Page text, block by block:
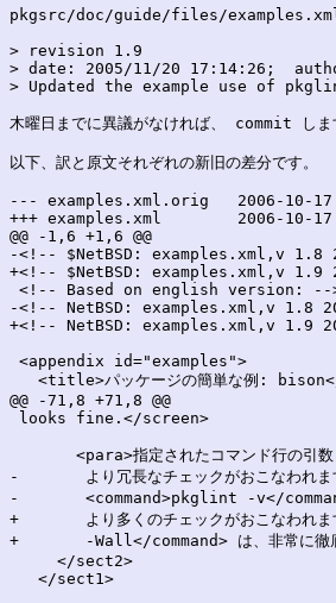
pkgsrc/doc/guide/files/
> revision 1.9
> date: 2005/11/20 17:14:26;
> Updated the example use of
木曜日までに異議がなければ、 commit しま
以下、訳と原文それぞれの新旧の差分です。
--- examples.xml.orig	2006-10-17 02:06:39.000000000 +0900
+++ examples.xml	2006-10-17 02:06:39.000000000 +0900
@@ -1,6 +1,6 @@
-<!-- $NetBSD: examples.xml,v
+<!-- $NetBSD: examples.xml,v
<!-- Based on english version: --
-<!-- NetBSD: examples.xml,v
+<!-- NetBSD: examples.xml,v
<appendix id="examples">
<title>パッケージの簡単な例:
@@ -71,8 +71,8 @@
looks fine.</screen>
<para>指定されたコマンド行の引
-	より冗長なチェックがおこなわれます。例えば
-	<command>pkglint -v</command>は、大変詳細かつ冗長なチェックをおこないます。</para>
+	より多くのチェックがおこなわれます。例えば <command>pkglint -Call
+	-Wall</command> は、非常に徹底したチェックをおこないます。</para>
     </sect2>
   </sect1>